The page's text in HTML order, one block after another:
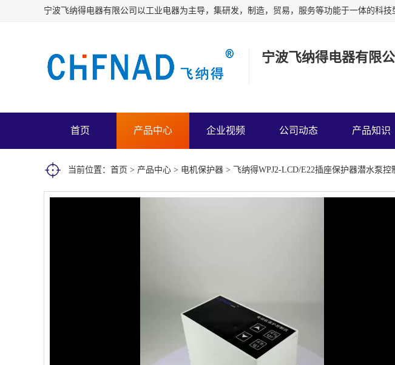
宁波飞纳得电器有限
首页 产品中心 企业视频 公司动态 产品知识
当前位置： 首页 > 产品中心 > 电机保护器 > 飞纳得WPJ2-LCD/E22插座保护器潜水泵